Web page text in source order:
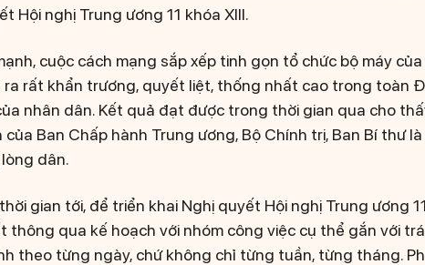
Hội nghị Trung ương 11 khóa XIII.
cuộc cách mạng sắp xếp tinh gọn tổ chức bộ máy
ra rất khẩn trương, quyết liệt, thống nhất cao trong toàn
nhân dân. Kết quả đạt được trong thời gian qua cho
Ban Chấp hành Trung ương, Bộ Chính trị, Ban Bí thư
dân.
gian tới, để triển khai Nghị quyết Hội nghị Trung ương
thông qua kế hoạch với nhóm công việc cụ thể gắn với
theo từng ngày, chứ không chỉ từng tuần, từng tháng.